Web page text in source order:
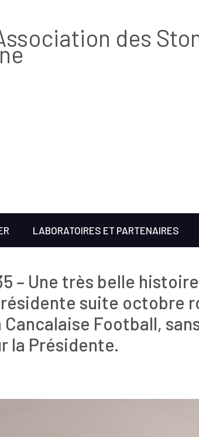
des
LABORATOIRES ET PARTENAIRES
– Une très belle
suite octobre
Football,
la Présidente.